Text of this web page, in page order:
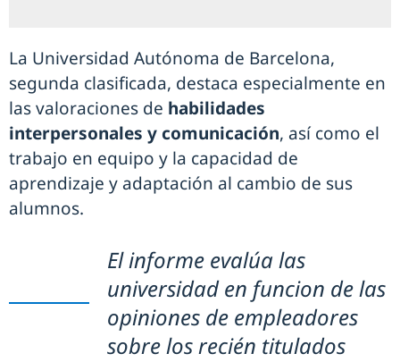
La Universidad Autónoma de Barcelona,
segunda clasificada, destaca especialmente en
las valoraciones de habilidades
interpersonales y comunicación, así como el
trabajo en equipo y la capacidad de
aprendizaje y adaptación al cambio de sus
alumnos.
El informe evalúa las
universidad en funcion de las
opiniones de empleadores
sobre los recién titulados